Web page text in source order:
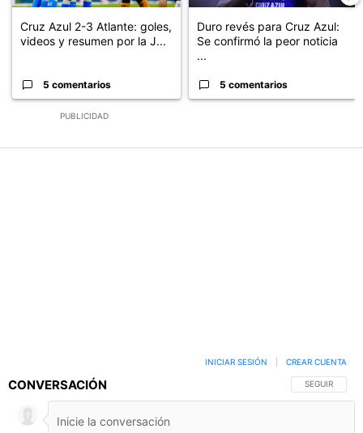
PUBLICIDAD
Cruz Azul 2-3 Atlante: goles,
videos y resumen por la J...
5 comentarios
Duro revés para Cruz Azul:
Se confirmó la peor noticia
...
5 comentarios
CONVERSACIÓN SIGA ESTA
SEGUIR
INICIAR SESIÓN CREAR CUENTA